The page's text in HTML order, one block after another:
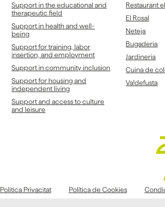
Support in the educational and
therapeutic field
Support in health and well-
being
Support for training, labor
insertion, and employment
Support in community inclusion
Support for housing and
independent living
Support and access to culture
and leisure
Restaurant
El Rosal
Neteja
Bugaderia
Jardineria
Cuina de
Va!defusta
Politica Privacitat Política de Cookies